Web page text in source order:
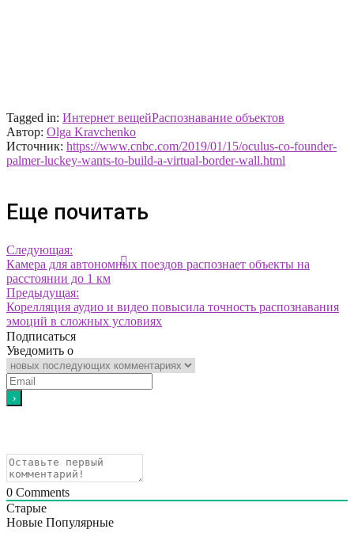
Tagged in: Интернет вещейРаспознавание объектов
Автор: Olga Kravchenko
Источник: https://www.cnbc.com/2019/01/15/oculus-co-founder-
palmer-luckey-wants-to-build-a-virtual-border-wall.html
Еще почитать
Следующая:
Камера для автономных поездов распознает объекты на
расстоянии до 1 км
Предыдущая:
Корелляция аудио и видео повысила точность распознавания
эмоций в сложных условиях
Подписаться
Уведомить о
0 Comments
Старые
Новые Популярные